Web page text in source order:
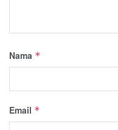
Nama *
Email *